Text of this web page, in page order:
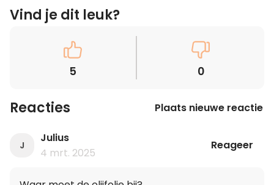
Vind je dit leuk?
5 0
Reacties Plaats nieuwe reactie
J
Julius
4 mrt. 2025
Reageer